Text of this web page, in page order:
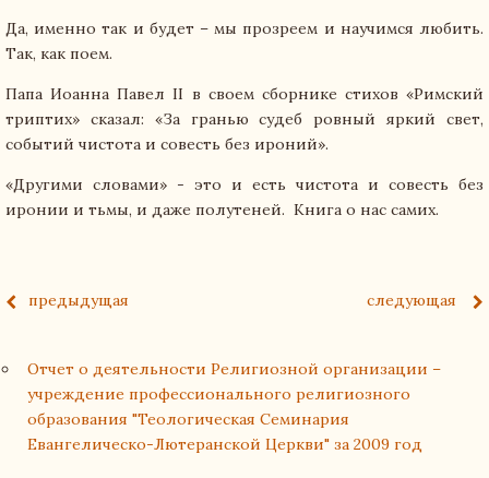
Да, именно так и будет – мы прозреем и научимся любить.
Так, как поем.
Папа Иоанна Павел II в своем сборнике стихов «Римский
триптих» сказал: «За гранью судеб ровный яркий свет,
событий чистота и совесть без ироний».
«Другими словами» - это и есть чистота и совесть без
иронии и тьмы, и даже полутеней. Книга о нас самих.
предыдущая следующая
Отчет о деятельности Религиозной организации –
учреждение профессионального религиозного
образования "Теологическая Семинария
Евангелическо-Лютеранской Церкви" за 2009 год